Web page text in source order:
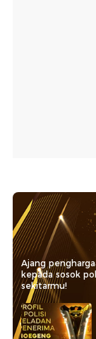
Ajang
kepada sosok
sekitarmu!